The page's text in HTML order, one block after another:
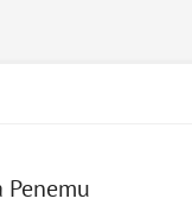
Penemu